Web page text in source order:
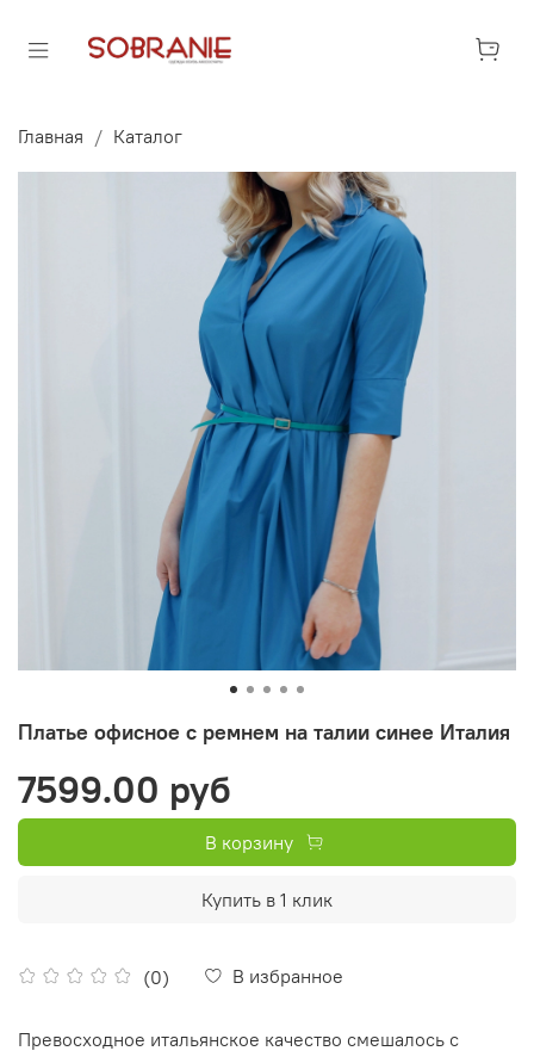
Главная Каталог
Платье офисное с ремнем на талии синее Италия
(0) В избранное
7599.00 руб
В корзину
Купить в 1 клик
Превосходное итальянское качество смешалось с